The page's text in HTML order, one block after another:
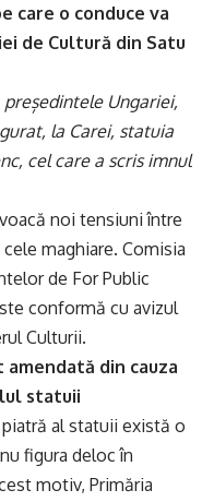
care o conduce va
de Cultură din Satu
Ungariei,
la Carei, statuia
cel care a scris imnul
noi tensiuni între
maghiare. Comisia
de For Public
conformă cu avizul
Culturii.
amendată din cauza
statuii
al statuii există o
figura deloc în
motiv, Primăria